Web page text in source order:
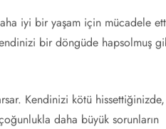
iyi bir yaşam için mücadele
bir döngüde hapsolmuş
Kendinizi kötü
daha büyük sorunların